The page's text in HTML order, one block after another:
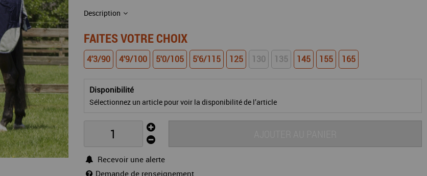
Description
FAITES VOTRE CHOIX
4'3/90 4'9/100 5'0/105 5'6/115 125 130 135 145 155 165
Disponibilité
Sélectionnez un article pour voir la disponibilité de l’article
Recevoir une alerte
Demande de renseignement